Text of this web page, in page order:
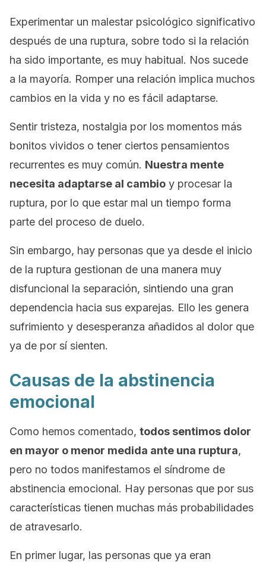
Experimentar un malestar psicológico significativo
después de una ruptura, sobre todo si la relación
ha sido importante, es muy habitual. Nos sucede
a la mayoría. Romper una relación implica muchos
cambios en la vida y no es fácil adaptarse.
Sentir tristeza, nostalgia por los momentos más
bonitos vividos o tener ciertos pensamientos
recurrentes es muy común. Nuestra mente
necesita adaptarse al cambio y procesar la
ruptura, por lo que estar mal un tiempo forma
parte del proceso de duelo.
Sin embargo, hay personas que ya desde el inicio
de la ruptura gestionan de una manera muy
disfuncional la separación, sintiendo una gran
dependencia hacia sus exparejas. Ello les genera
sufrimiento y desesperanza añadidos al dolor que
ya de por sí sienten.
Causas de la abstinencia
emocional
Como hemos comentado, todos sentimos dolor
en mayor o menor medida ante una ruptura,
pero no todos manifestamos el síndrome de
abstinencia emocional. Hay personas que por sus
características tienen muchas más probabilidades
de atravesarlo.
En primer lugar, las personas que ya eran